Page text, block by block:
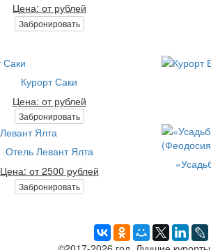
Цена: от рублей
Забронировать
Курорт Саки
Цена: от рублей
Забронировать
Отель Левант Ялта
Цена: от 2500 рублей
Забронировать